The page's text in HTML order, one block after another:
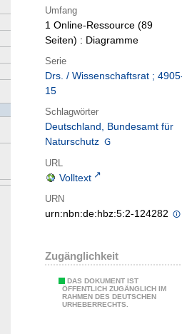
Umfang
1 Online-Ressource (89
Seiten) : Diagramme
Serie
Drs. / Wissenschaftsrat ;
15
Schlagwörter
Deutschland, Bundesamt für
Naturschutz
URL
Volltext
URN
urn:nbn:de:hbz:5:2-124282
Zugänglichkeit
DAS DOKUMENT IST
ÖFFENTLICH ZUGÄNGLICH IM
RAHMEN DES DEUTSCHEN
URHEBERRECHTS.